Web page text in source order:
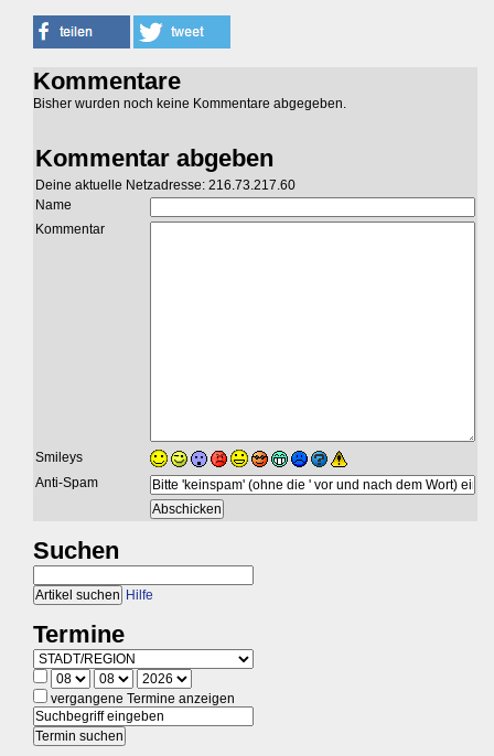
Kommentare
Bisher wurden noch keine Kommentare abgegeben.
Kommentar abgeben
Deine aktuelle Netzadresse: 216.73.217.60
Name
Kommentar
Smileys
Anti-Spam
Suchen
Hilfe
Termine
vergangene Termine anzeigen